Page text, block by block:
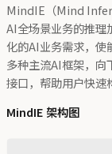
MindIE（Mind
AI全场景业务的推理
化的AI业务需求，使
多种主流AI框架，向
接口，帮助用户快速
MindIE 架构图